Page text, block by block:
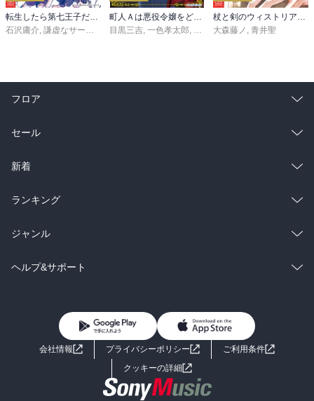
石沢庸介 謙虚なサークル メル。
目黒三吉 一色孝太郎 Parum大森藤ノ 青井聖
フロア
総合
ラノベ
雑誌・グラビア
BL・TL
セール
総合
ラノベ
雑誌・グラビア
BL・TL
新着
総合
ラノベ
雑誌・グラビア
ランキング
総合
ラノベ
ジャンル
コミック
ライトノベル 男子向けラノベ
小説
海外小説
ヘルプ&サポート
よくあるご質問 お問い合わせ
会社情報 プライバシーポリシー
ご利用条件
クッキーの詳細